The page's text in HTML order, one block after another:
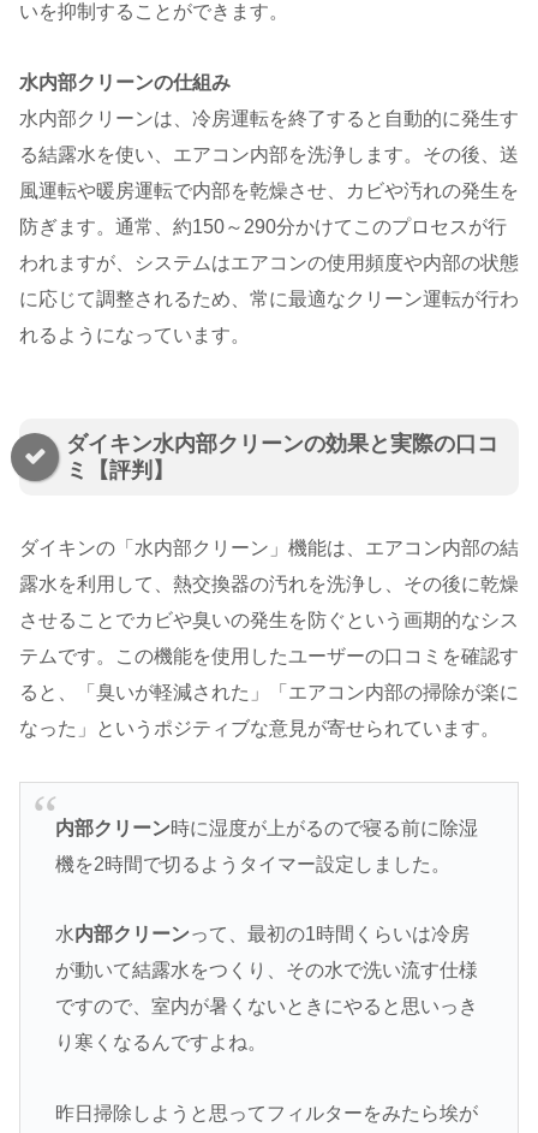
いを抑制することができます​。
水内部クリーンの仕組み
水内部クリーンは、冷房運転を終了すると自動的に発生す
る結露水を使い、エアコン内部を洗浄します。その後、送
風運転や暖房運転で内部を乾燥させ、カビや汚れの発生を
防ぎます。通常、約150～290分かけてこのプロセスが行
われますが、システムはエアコンの使用頻度や内部の状態
に応じて調整されるため、常に最適なクリーン運転が行わ
れるようになっています。
ダイキン水内部クリーンの効果と実際の口コ
ミ【評判】
ダイキンの「水内部クリーン」機能は、エアコン内部の結
露水を利用して、熱交換器の汚れを洗浄し、その後に乾燥
させることでカビや臭いの発生を防ぐという画期的なシス
テムです。この機能を使用したユーザーの口コミを確認す
ると、「臭いが軽減された」「エアコン内部の掃除が楽に
なった」というポジティブな意見が寄せられています。
内部クリーン時に湿度が上がるので寝る前に除湿
機を2時間で切るようタイマー設定しました。
水内部クリーンって、最初の1時間くらいは冷房
が動いて結露水をつくり、その水で洗い流す仕様
ですので、室内が暑くないときにやると思いっき
り寒くなるんですよね。
昨日掃除しようと思ってフィルターをみたら埃が